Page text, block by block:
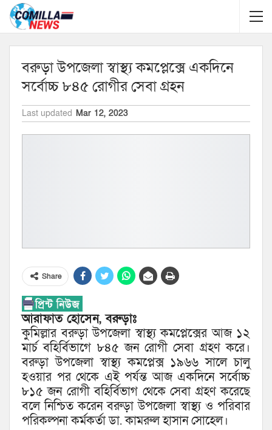
বরুড়া উপজেলা স্বাস্থ্য কমপ্লেক্সে একদিনে
সর্বোচ্চ ৮৪৫ রোগীর সেবা গ্রহন
Last updated Mar 12, 2023
Share
আরাফাত হোসেন, বরুড়াঃ
কুমিল্লার বরুড়া উপজেলা স্বাস্থ্য কমপ্লেক্সের আজ ১২
মার্চ বহির্বিভাগে ৮৪৫ জন রোগী সেবা গ্রহণ করে।
বরুড়া উপজেলা স্বাস্থ্য কমপ্লেক্স ১৯৬৬ সালে চালু
হওয়ার পর থেকে এই পর্যন্ত আজ একদিনে সর্বোচ্চ
৮১৫ জন রোগী বহির্বিভাগ থেকে সেবা গ্রহণ করেছে
বলে নিশ্চিত করেন বরুড়া উপজেলা স্বাস্থ্য ও পরিবার
পরিকল্পনা কর্মকর্তা ডা. কামরুল হাসান সোহেল।